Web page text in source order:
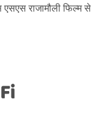
एसएस राजामौली फिल्म से